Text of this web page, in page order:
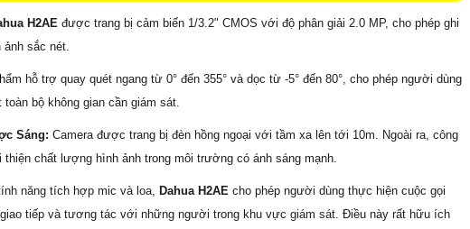
H2AE được trang bị cảm biến 1/3.2" CMOS với độ phân giải 2.0 MP, cho phép ghi
sắc nét.
hỗ trợ quay quét ngang từ 0° đến 355° và dọc từ -5° đến 80°, cho phép người dùng
bộ không gian cần giám sát.
Sáng: Camera được trang bị đèn hồng ngoại với tầm xa lên tới 10m. Ngoài ra, công
chất lượng hình ảnh trong môi trường có ánh sáng mạnh.
năng tích hợp mic và loa, Dahua H2AE cho phép người dùng thực hiện cuộc gọi
tiếp và tương tác với những người trong khu vực giám sát. Điều này rất hữu ích